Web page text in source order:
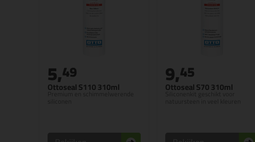
Ottoseal S110 310ml
Premium en schimmelwerende
5,49
Ottoseal S70 310ml
Siliconenkit geschikt voor
9,45